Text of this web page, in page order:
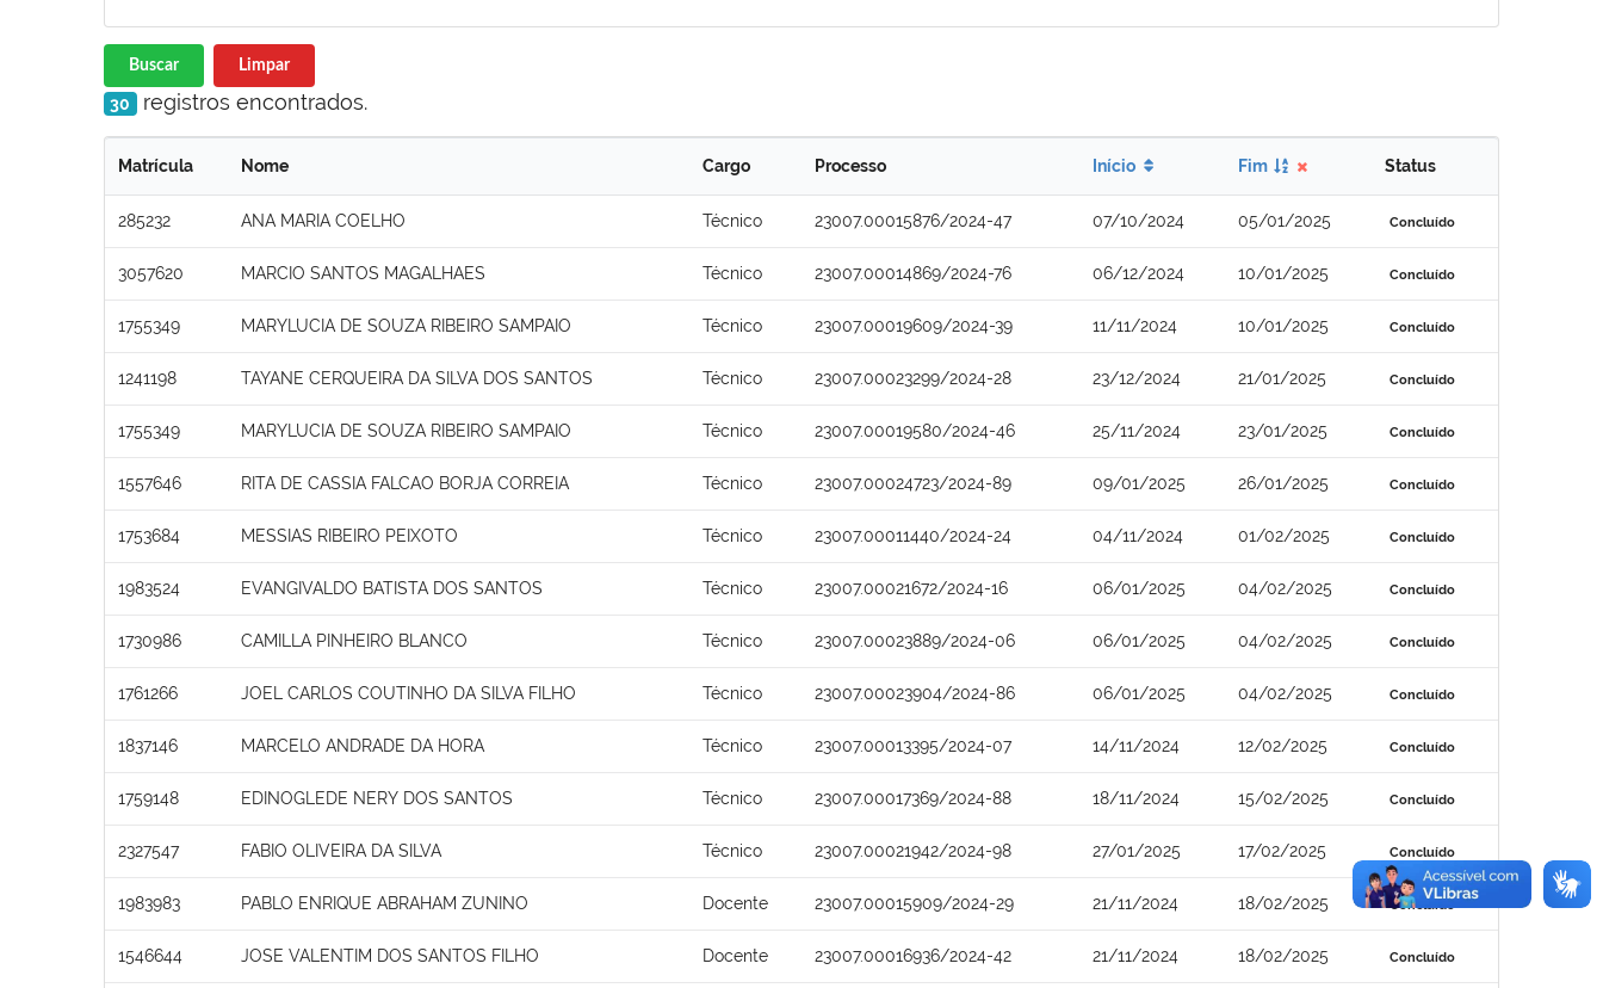
Buscar Limpar
30 registros encontrados.
Matrícula Nome Cargo Processo Início Fim Status
285232 ANA MARIA COELHO Técnico 23007.00015876/2024-47 07/10/2024 05/01/2025 Concluído
3057620 MARCIO SANTOS MAGALHAES Técnico 23007.00014869/2024-76 06/12/2024 10/01/2025 Concluído
1755349 MARYLUCIA DE SOUZA RIBEIRO SAMPAIO Técnico 23007.00019609/2024-39 11/11/2024 10/01/2025 Concluído
1241198 TAYANE CERQUEIRA DA SILVA DOS SANTOS Técnico 23007.00023299/2024-28 23/12/2024 21/01/2025 Concluído
1755349 MARYLUCIA DE SOUZA RIBEIRO SAMPAIO Técnico 23007.00019580/2024-46 25/11/2024 23/01/2025 Concluído
1557646 RITA DE CASSIA FALCAO BORJA CORREIA Técnico 23007.00024723/2024-89 09/01/2025 26/01/2025 Concluído
1753684 MESSIAS RIBEIRO PEIXOTO Técnico 23007.00011440/2024-24 04/11/2024 01/02/2025 Concluído
1983524 EVANGIVALDO BATISTA DOS SANTOS Técnico 23007.00021672/2024-16 06/01/2025 04/02/2025 Concluído
1730986 CAMILLA PINHEIRO BLANCO Técnico 23007.00023889/2024-06 06/01/2025 04/02/2025 Concluído
1761266 JOEL CARLOS COUTINHO DA SILVA FILHO Técnico 23007.00023904/2024-86 06/01/2025 04/02/2025 Concluído
1837146 MARCELO ANDRADE DA HORA Técnico 23007.00013395/2024-07 14/11/2024 12/02/2025 Concluído
1759148 EDINOGLEDE NERY DOS SANTOS Técnico 23007.00017369/2024-88 18/11/2024 15/02/2025 Concluído
2327547 FABIO OLIVEIRA DA SILVA Técnico 23007.00021942/2024-98 27/01/2025 17/02/2025 Concluído
1983983 PABLO ENRIQUE ABRAHAM ZUNINO Docente 23007.00015909/2024-29 21/11/2024 18/02/2025 Concluído
1546644 JOSE VALENTIM DOS SANTOS FILHO Docente 23007.00016936/2024-42 21/11/2024 18/02/2025 Concluído